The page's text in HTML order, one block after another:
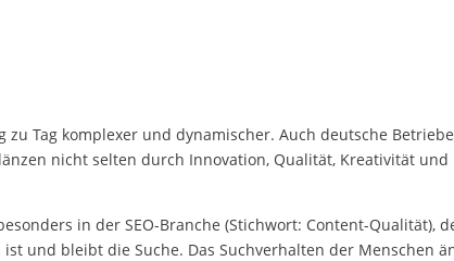
zu Tag komplexer und dynamischer. Auch deutsche
nicht selten durch Innovation, Qualität, Kreativität und
in der SEO-Branche (Stichwort: Content-Qualität),
und bleibt die Suche. Das Suchverhalten der Menschen